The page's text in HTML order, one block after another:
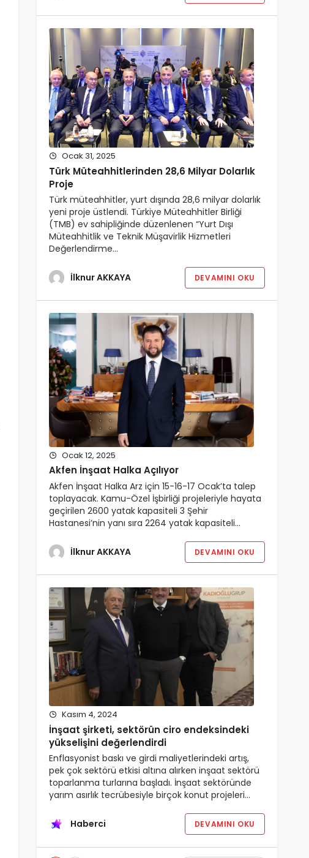
Ocak 31, 2025
Türk Müteahhitlerinden 28,6 Milyar Dolarlık
Proje
Türk müteahhitler, yurt dışında 28,6 milyar dolarlık
yeni proje üstlendi. Türkiye Müteahhitler Birliği
(TMB) ev sahipliğinde düzenlenen “Yurt Dışı
Müteahhitlik ve Teknik Müşavirlik Hizmetleri
Değerlendirme…
İlknur AKKAYA DEVAMINI OKU
Ocak 12, 2025
Akfen İnşaat Halka Açılıyor
Akfen İnşaat Halka Arz için 15-16-17 Ocak’ta talep
toplayacak. Kamu-Özel İşbirliği projeleriyle hayata
geçirilen 2600 yatak kapasiteli 3 Şehir
Hastanesi’nin yanı sıra 2264 yatak kapasiteli…
İlknur AKKAYA DEVAMINI OKU
Kasım 4, 2024
İnşaat şirketi, sektörün ciro endeksindeki
yükselişini değerlendirdi
Enflasyonist baskı ve girdi maliyetlerindeki artış,
pek çok sektörü etkisi altına alırken inşaat sektörü
toparlanma turlarına başladı. İnşaat sektöründe
yarım asırlık tecrübesiyle birçok konut projeleri…
Haberci DEVAMINI OKU